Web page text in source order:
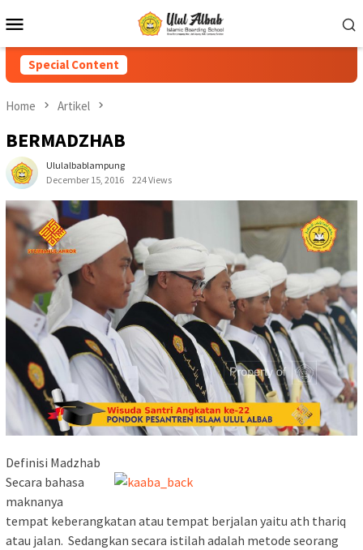
Special Content
Home Artikel
BERMADZHAB
Ululalbablampung
December 15, 2016
224 Views
Definisi Madzhab
Secara bahasa
maknanya
tempat keberangkatan atau tempat berjalan yaitu ath thariq
atau jalan. Sedangkan secara istilah adalah metode seorang